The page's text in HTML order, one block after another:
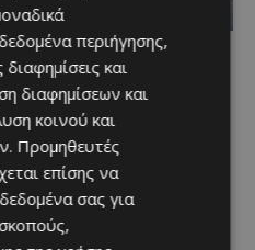
ΜΈΝΟΥΜΕ ΕΝΗΜΕΡΩΜΈΝΟΙ
Ξεκίνησε η
αντικατάσταση 100
χιλιομέτρων δικτύου
ύδρευσης στο κέντρο της
Λεμεσού
Έργο προϋπολογισμού €9,2 εκατ.
με συγχρηματοδότηση από την
περιήγησης,
διαφημίσεις και
διαφημίσεων και
κοινού και
Προμηθευτές
επίσης να
σας για